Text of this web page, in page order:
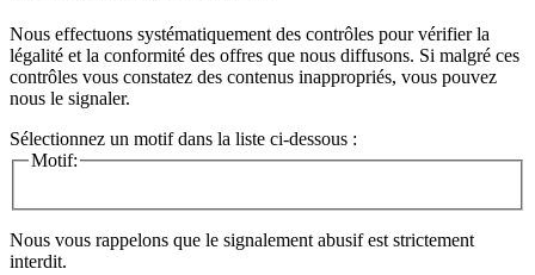
Nous effectuons systématiquement des contrôles pour vérifier la
légalité et la conformité des offres que nous diffusons. Si malgré ces
contrôles vous constatez des contenus inappropriés, vous pouvez
nous le signaler.
Sélectionnez un motif dans la liste ci-dessous :
Motif:
Nous vous rappelons que le signalement abusif est strictement
interdit.